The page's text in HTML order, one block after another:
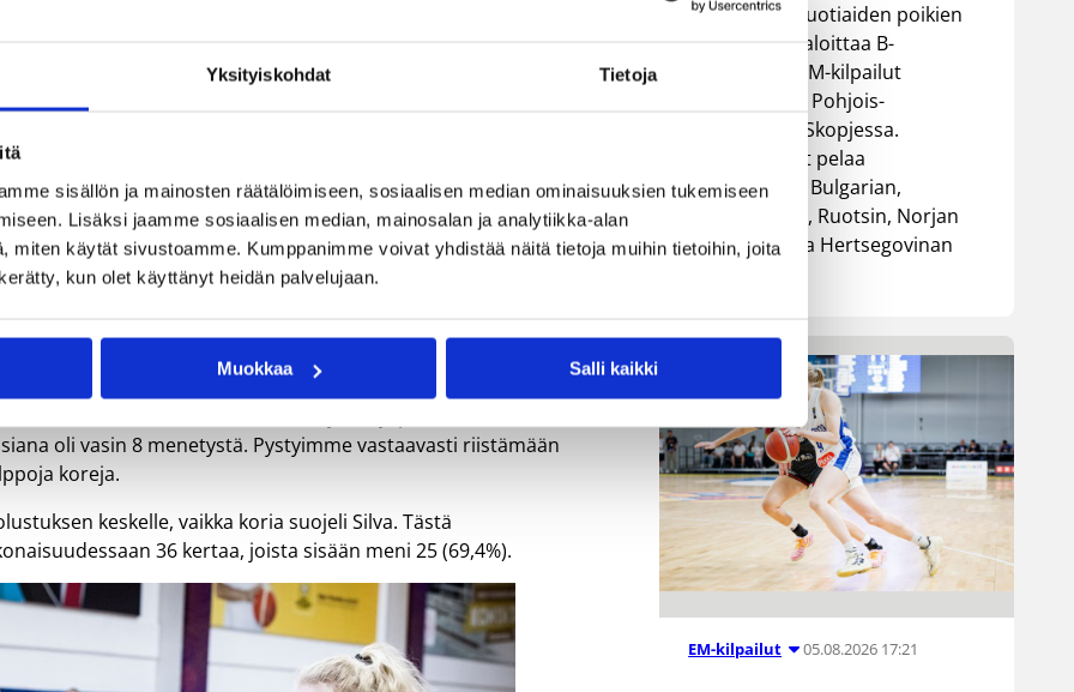
Yksityiskohdat Tietoja
sisällön ja mainosten räätälöimiseen, sosiaalisen median ominaisuuksien tukemiseen
Lisäksi jaamme sosiaalisen median, mainosalan ja analytiikka-alan
miten käytät sivustoamme. Kumppanimme voivat yhdistää näitä tietoja muihin tietoihin, joita
kun olet käyttänyt heidän palvelujaan.
Muokkaa Salli kaikki
Clara Silvaan. 198-senttinen Silva tehtaili uskomattomat
loisti Suomen Elina Aarnisalo, joka jatkoi ällistyttäviä
nolla menetystä.
mikä näkyi muun muassa 21 hyökkäyslevypallona.
oli vasin 8 menetystä. Pystyimme vastaavasti riistämään
koreja.
keskelle, vaikka koria suojeli Silva. Tästä
36 kertaa, joista sisään meni 25 (69,4%).
Suomen 16-vuotiaiden poikien
maajoukkue aloittaa B-
divisioonan EM-kilpailut
torstaina 6.8. Pohjois-
Makedonian Skopjessa.
Sudenpennut pelaa
alkulohkossa Bulgarian,
Luxemburgin, Ruotsin, Norjan
sekä Bosnia ja Hertsegovinan
EM-kilpailut 05.08.2026 17:21